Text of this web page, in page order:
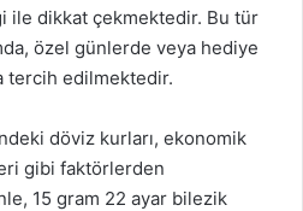
ile dikkat çekmektedir. Bu tür
özel günlerde veya hediye
tercih edilmektedir.
döviz kurları, ekonomik
gibi faktörlerden
15 gram 22 ayar bilezik